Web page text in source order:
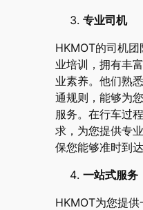
专业司机
HKMOT的司机
业培训，拥有丰
业素养。他们熟
通规则，能够为
服务。在行车过
求，为您提供专
保您能够准时到达
一站式服务
HKMOT为您提